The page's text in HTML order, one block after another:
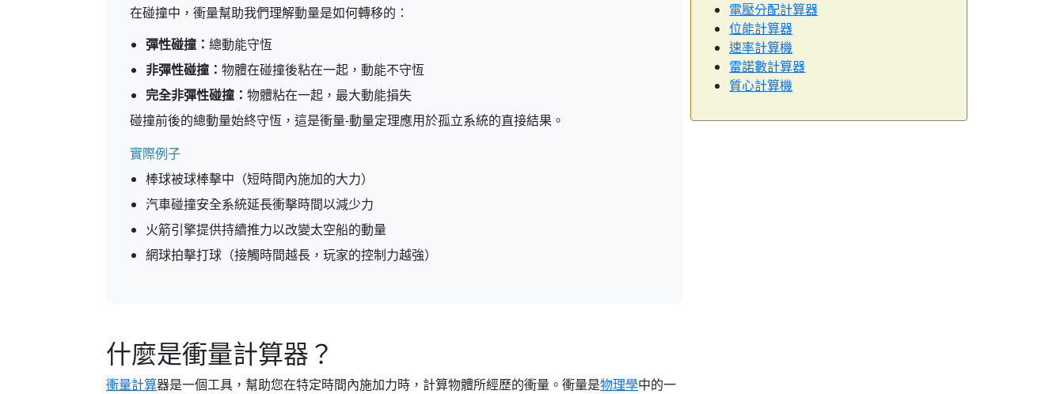
在碰撞中，衝量幫助我們理解動量是如何轉移的：
彈性碰撞： 總動能守恆
非彈性碰撞： 物體在碰撞後粘在一起，動能不守恆
完全非彈性碰撞： 物體粘在一起，最大動能損失
碰撞前後的總動量始終守恆，這是衝量-動量定理應用於孤立系統的直接結果。
實際例子
棒球被球棒擊中（短時間內施加的大力）
汽車碰撞安全系統延長衝擊時間以減少力
火箭引擎提供持續推力以改變太空船的動量
網球拍擊打球（接觸時間越長，玩家的控制力越強）
什麼是衝量計算器？
衝量計算器是一個工具，幫助您在特定時間內施加力時，計算物體所經歷的衝量。衝量是物理學中的一
電壓分配計算器
位能計算器
速率計算機
雷諾數計算器
質心計算機